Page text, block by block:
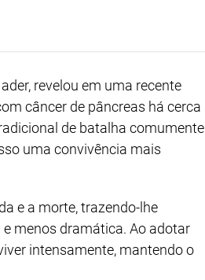
revelou em uma recente
câncer de pâncreas há cerca
de batalha comumente
uma convivência mais
e a morte, trazendo-lhe
menos dramática. Ao adotar
intensamente, mantendo o